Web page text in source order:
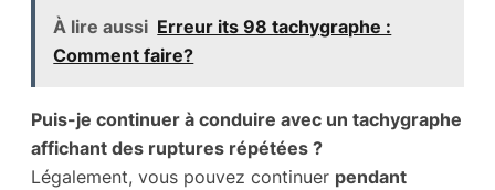
À lire aussi Erreur its 98 tachygraphe :
Comment faire?
Puis-je continuer à conduire avec un tachygraphe
affichant des ruptures répétées ?
Légalement, vous pouvez continuer pendant